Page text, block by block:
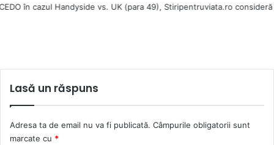
Handyside vs. UK (para 49), Stiripentruviata.ro consideră că
Lasă un răspuns
Adresa ta de email nu va fi publicată. Câmpurile obligatorii sunt
marcate cu *